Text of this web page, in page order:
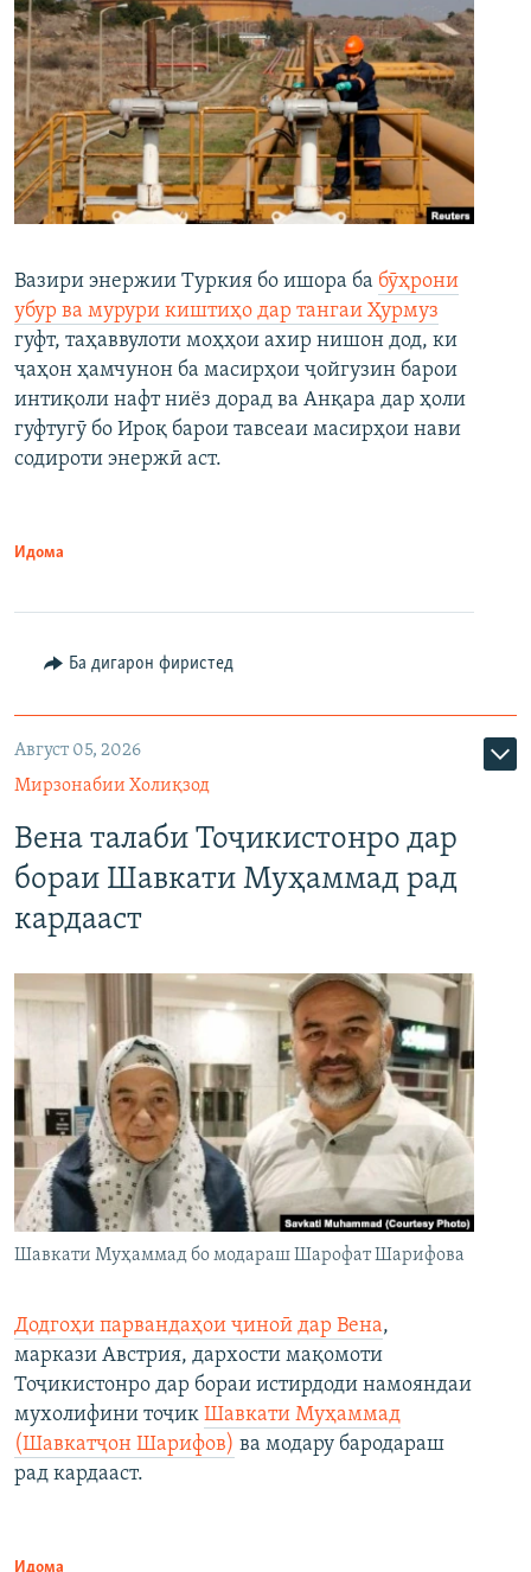
Вазири энержии Туркия бо ишора ба бӯҳрони
убур ва мурури киштиҳо дар тангаи Ҳурмуз
гуфт, таҳаввулоти моҳҳои ахир нишон дод, ки
ҷаҳон ҳамчунон ба масирҳои ҷойгузин барои
интиқоли нафт ниёз дорад ва Анқара дар ҳоли
гуфтугӯ бо Ироқ барои тавсеаи масирҳои нави
содироти энержӣ аст.
Идома
Ба дигарон фиристед
Август 05, 2026
Мирзонабии Холиқзод
Вена талаби Тоҷикистонро дар
бораи Шавкати Муҳаммад рад
кардааст
Шавкати Муҳаммад бо модараш Шарофат Шарифова
Додгоҳи парвандаҳои ҷиноӣ дар Вена,
маркази Австрия, дархости мақомоти
Тоҷикистонро дар бораи истирдоди намояндаи
мухолифини тоҷик Шавкати Муҳаммад
(Шавкатҷон Шарифов) ва модару бародараш
рад кардааст.
Идома